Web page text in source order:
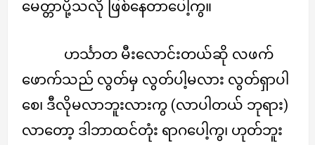
မေတ္တာပို့သလို ဖြစ်နေတာပေါ့ကွ။
ဟင်္သာတ မီးလောင်းတယ်ဆို လဖက်
ဖောက်သည် လွတ်မှ လွတ်ပါ့မလား လွတ်ရှာပါ
စေ၊ ဒီလိုမလာဘူးလားကွ (လာပါတယ် ဘုရား)
လာတော့ ဒါဘာထင်တုံး ရာဂပေါ့ကွ၊ ဟုတ်ဘူး